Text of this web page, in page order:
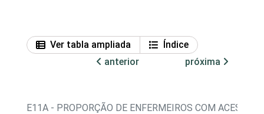
Ver tabla ampliada
Índice
anterior
próxima
E11A - PROPORÇÃO DE ENFERMEIROS COM ACESSO